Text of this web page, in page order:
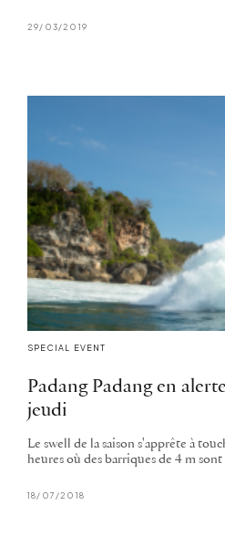
29/03/2019
SPECIAL EVENT
Padang Padang en
jeudi
Le swell de la saison s'apprête à
heures où des barriques de 4 m
18/07/2018